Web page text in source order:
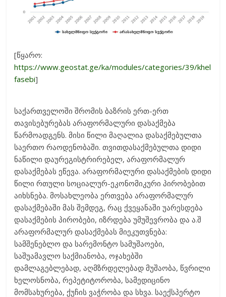
[წყარო:
https://www.geostat.ge/ka/modules/categories/39/khel
fasebi]
საქართველოში შრომის ბაზრის ერთ-ერთ
თავისებურებას არაფორმალური დასაქმება
წარმოადგენს. მისი წილი მაღალია დასაქმებულთა
საერთო რაოდენობაში. თვითდასაქმებულთა დიდი
ნაწილი დაურეგისტრირებელ, არაფორმალურ
დასაქმებას ეწევა. არაფორმალური დასაქმების დიდი
წილი რთული სოციალურ-ეკონომიკური პირობებით
აიხსნება. მოსახლეობა ერთვება არაფორმალურ
დასაქმებაში მას შემდეგ, რაც ქვეყანაში უარესდება
დასაქმების პირობები, იზრდება უმუშევრობა და ა.შ
არაფორმალურ დასაქმებას მიეკუთვნება:
სამშენებლო და სარემონტო სამუშაოები,
საშუამავლო საქმიანობა, ოჯახებში
დამლაგებლებად, აღმზრდელებად მუშაობა, წვრილი
ხელოსნობა, რეპეტიტორობა, სამედიცინო
მომსახურება, ქუჩის ვაჭრობა და სხვა. საექსპერტო